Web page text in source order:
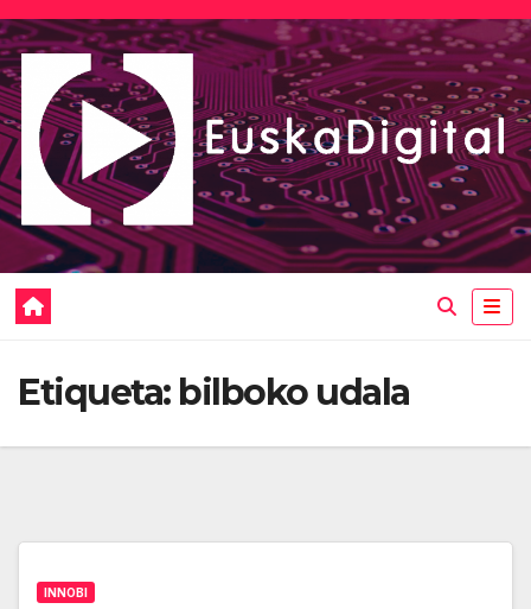
Saltar
al
contenido
Etiqueta: bilboko udala
INNOBI